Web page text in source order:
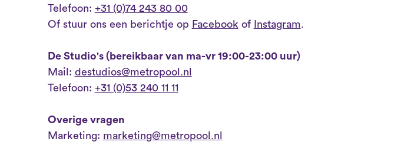
Telefoon: +31 (0)74 243 80 00
Of stuur ons een berichtje op Facebook of Instagram.
De Studio's (bereikbaar van ma-vr 19:00-23:00 uur)
Mail: destudios@metropool.nl
Telefoon: +31 (0)53 240 11 11
Overige vragen
Marketing: marketing@metropool.nl